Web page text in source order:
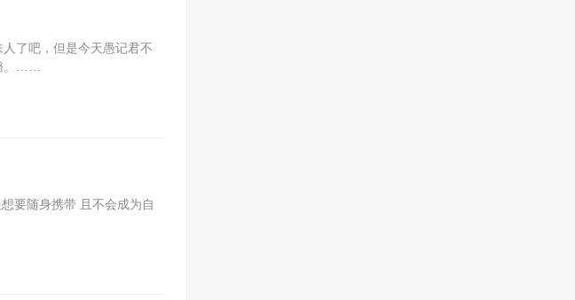
了吧，但是今天愚记君不
。……
要随身携带 且不会成为自